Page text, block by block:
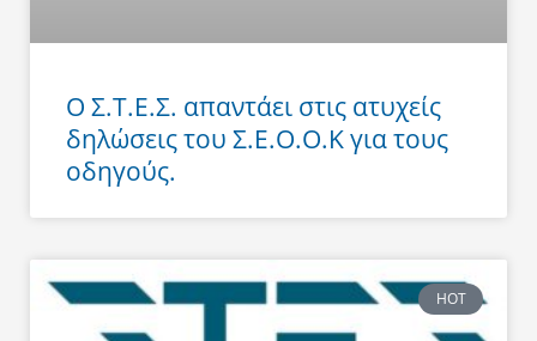
Ο Σ.Τ.Ε.Σ. απαντάει στις ατυχείς
δηλώσεις του Σ.Ε.Ο.Ο.Κ για τους
οδηγούς.
HOT